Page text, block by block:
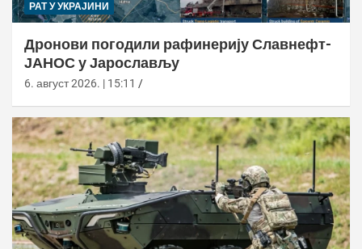
РАТ У УКРАЈИНИ
Дронови погодили рафинерију Славнефт-
ЈАНОС у Јарослављу
6. август 2026. | 15:11